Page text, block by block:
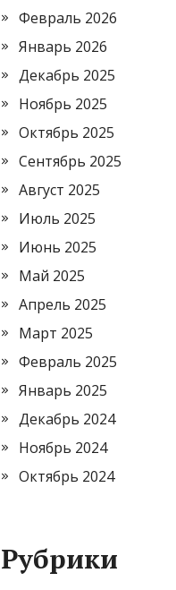
Февраль 2026
Январь 2026
Декабрь 2025
Ноябрь 2025
Октябрь 2025
Сентябрь 2025
Август 2025
Июль 2025
Июнь 2025
Май 2025
Апрель 2025
Март 2025
Февраль 2025
Январь 2025
Декабрь 2024
Ноябрь 2024
Октябрь 2024
Рубрики